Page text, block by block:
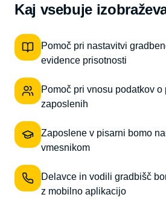
Kaj vsebuje
Pomoč pri nastavitvi
evidence prisotnosti
Pomoč pri vnosu podatkov o
zaposlenih
Zaposlene v pisarni bomo
vmesnikom
Delavce in vodili gradbišč
z mobilno aplikacijo